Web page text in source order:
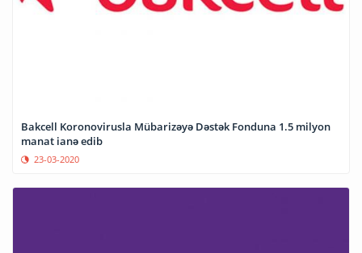
Bakcell Koronovirusla Mübarizəyə Dəstək Fonduna 1.5 milyon
manat ianə edib
23-03-2020